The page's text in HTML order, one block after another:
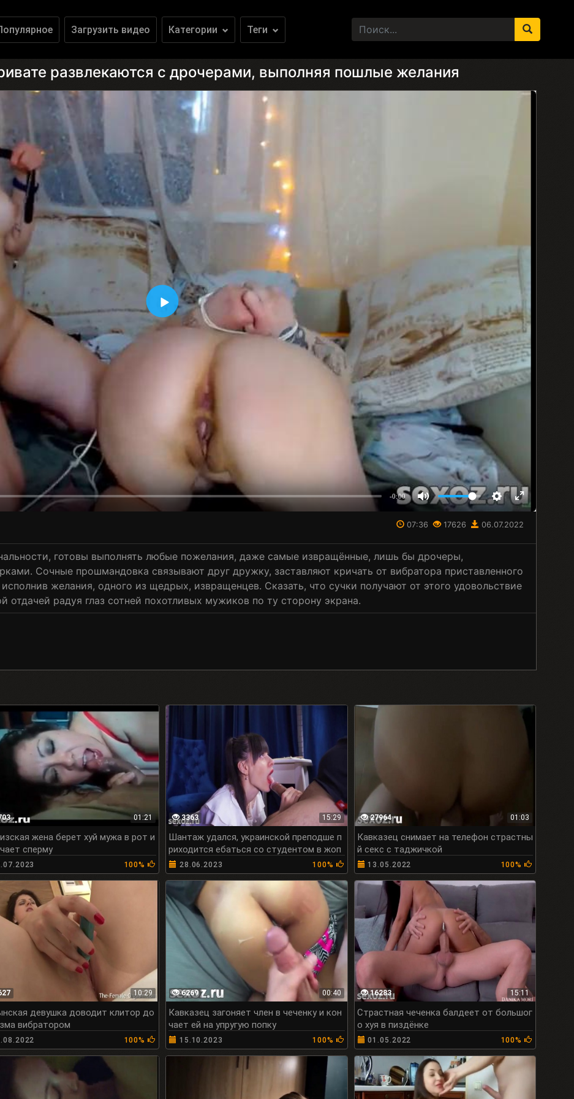
Загрузить видео Категории Теги
развлекаются с дрочерами, выполняя пошлые желания
-0:00
07:36 17626 06.07.2022
готовы выполнять любые пожелания, даже самые извращённые, лишь бы дрочеры,
Сочные прошмандовка связывают друг дружку, заставляют кричать от вибратора приставленного
желания, одного из щедрых, извращенцев. Сказать, что сучки получают от этого удовольствие
отдачей радуя глаз сотней похотливых мужиков по ту сторону экрана.
01:21
жена берет хуй мужа в рот и
сперму
100%
3363 15:29
Шантаж удался, украинской преподше п
риходится ебаться со студентом в жоп
у
28.06.2023 100%
27964 01:03
Кавказец снимает на телефон страстны
й секс с таджичкой
13.05.2022 100%
10:29
девушка доводит клитор до
вибратором
100%
6269 00:40
Кавказец загоняет член в чеченку и кон
чает ей на упругую попку
15.10.2023 100%
16283 15:11
Страстная чеченка балдеет от большог
о хуя в пиздёнке
01.05.2022 100%